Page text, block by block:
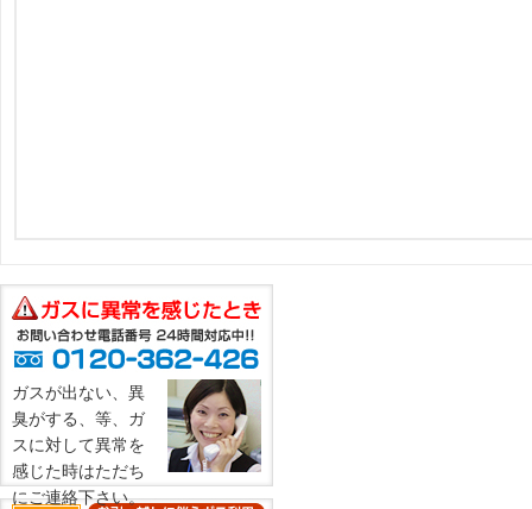
ガスが出ない、異
臭がする、等、ガ
スに対して異常を
感じた時はただち
にご連絡下さい。